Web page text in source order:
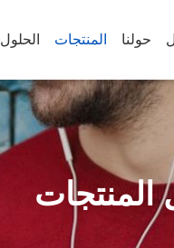
حولنا المنتجات الحلول
المنتجات